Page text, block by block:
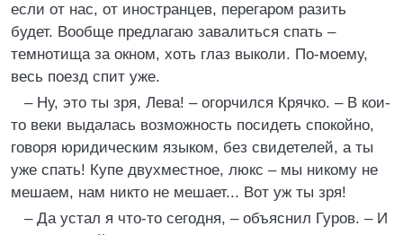
если от нас, от иностранцев, перегаром разить
будет. Вообще предлагаю завалиться спать –
темнотища за окном, хоть глаз выколи. По-моему,
весь поезд спит уже.
– Ну, это ты зря, Лева! – огорчился Крячко. – В кои-
то веки выдалась возможность посидеть спокойно,
говоря юридическим языком, без свидетелей, а ты
уже спать! Купе двухместное, люкс – мы никому не
мешаем, нам никто не мешает... Вот уж ты зря!
– Да устал я что-то сегодня, – объяснил Гуров. – И